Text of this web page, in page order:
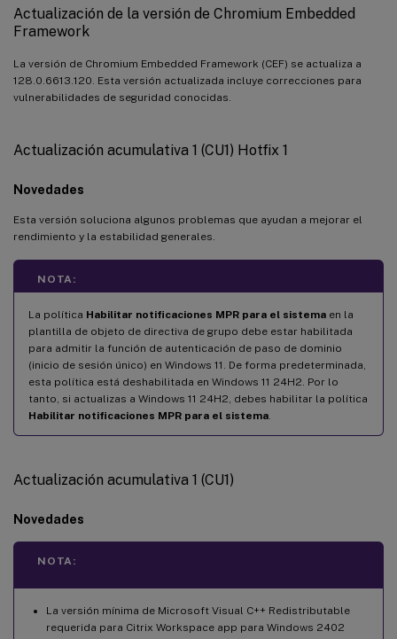
Actualización de la versión de Chromium Embedded
Framework
La versión de Chromium Embedded Framework (CEF) se actualiza a
128.0.6613.120. Esta versión actualizada incluye correcciones para
vulnerabilidades de seguridad conocidas.
Actualización acumulativa 1 (CU1) Hotfix 1
Novedades
Esta versión soluciona algunos problemas que ayudan a mejorar el
rendimiento y la estabilidad generales.
NOTA:
La política Habilitar notificaciones MPR para el sistema en la
plantilla de objeto de directiva de grupo debe estar habilitada
para admitir la función de autenticación de paso de dominio
(inicio de sesión único) en Windows 11. De forma predeterminada,
esta política está deshabilitada en Windows 11 24H2. Por lo
tanto, si actualizas a Windows 11 24H2, debes habilitar la política
Habilitar notificaciones MPR para el sistema
Actualización acumulativa 1 (CU1)
Novedades
NOTA:
La versión mínima de Microsoft Visual C++ Redistributable
requerida para Citrix Workspace app para Windows 2402